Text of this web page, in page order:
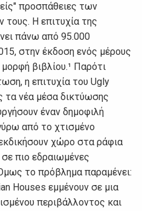
προσπάθειες των
τους. Η επιτυχία της
πάνω από 95.000
στην έκδοση ενός μέρους
βιβλίου.¹ Παρότι
η επιτυχία του Ugly
τα νέα μέσα δικτύωσης
έναν δημοφιλή
από το χτισμένο
χώρο στα ράφια
πιο εδραιωμένες
το πρόβλημα παραμένει:
Houses εμμένουν σε μια
περιβάλλοντος και